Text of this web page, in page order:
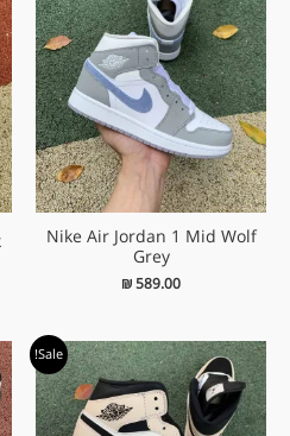
Nike Air Jordan 1 Mid Wolf
Grey
₪589.00
Sale!
המחיר
המקורי
היה:
₪ 609.00.
המחיר
הנוכחי
הוא:
₪ 589.00.